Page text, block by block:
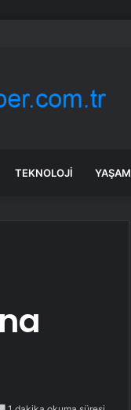
TEKNOLOJI YAŞAM